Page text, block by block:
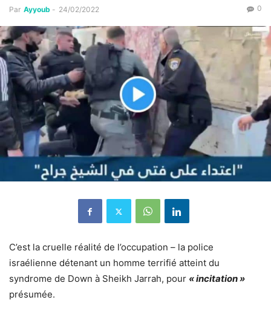
Par Ayyoub - 24/02/2022 0
C’est la cruelle réalité de l’occupation – la police
israélienne détenant un homme terrifié atteint du
syndrome de Down à Sheikh Jarrah, pour « incitation »
présumée.